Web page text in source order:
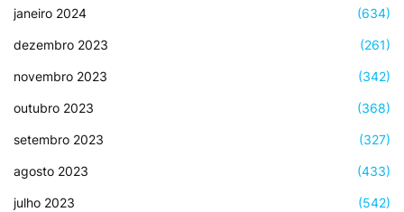
janeiro 2024 (634)
dezembro 2023 (261)
novembro 2023 (342)
outubro 2023 (368)
setembro 2023 (327)
agosto 2023 (433)
julho 2023 (542)